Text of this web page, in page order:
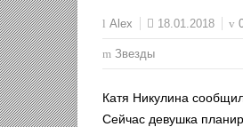
Alex 18.01.2018
Звезды
Катя Никулина
Сейчас девушка